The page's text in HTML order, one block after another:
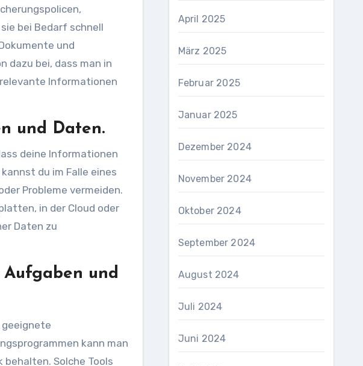
bei Bedarf schnell
und
dazu bei, dass man in
Informationen
und Daten.
deine Informationen
du im Falle eines
Probleme vermeiden.
in der Cloud oder
Daten zu
und
geeignete
kann man
Solche Tools
April 2025
März 2025
Februar 2025
Januar 2025
Dezember 2024
November 2024
Oktober 2024
September 2024
August 2024
Juli 2024
Juni 2024